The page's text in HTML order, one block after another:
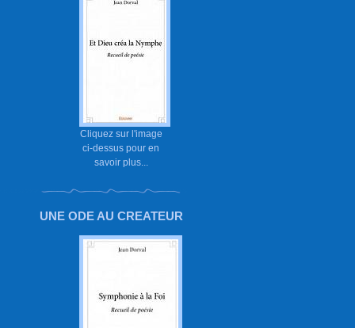
Cliquez sur l'image
ci-dessus pour en
savoir plus...
UNE ODE AU CREATEUR